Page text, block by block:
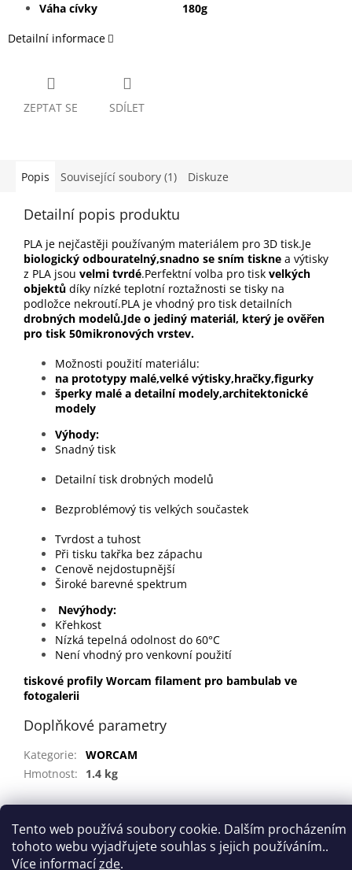
Tento web používá soubory cookie. Dalším procházením
tohoto webu vyjadřujete souhlas s jejich používáním..
Více informacízde.
Váha cívky 180g
Detailní informace
ZEPTAT SE SDÍLET
Popis Související soubory (1) Diskuze
Detailní popis produktu
PLA je nejčastěji používaným materiálem pro 3D tisk.Je
biologický odbouratelný,snadno se sním tiskne a výtisky
z PLA jsou velmi tvrdé.Perfektní volba pro tisk velkých
objektů díky nízké teplotní roztažnosti se tisky na
podložce nekroutí.PLA je vhodný pro tisk detailních
drobných modelů.Jde o jediný materiál, který je ověřen
pro tisk 50mikronových vrstev.
Možnosti použití materiálu:
na prototypy malé,velké výtisky,hračky,figurky
šperky malé a detailní modely,architektonické
modely
Snadný tisk
Detailní tisk drobných modelů
Bezproblémový tis velkých součastek
Tvrdost a tuhost
Při tisku takřka bez zápachu
Cenově nejdostupnější
Široké barevné spektrum
Nevýhody:
Křehkost
Nízká tepelná odolnost do 60°C
Není vhodný pro venkovní použití
tiskov​é profil​y ​Worcam filament pro bambulab ve
fotogalerii
Doplňkové parametry
Kategorie:
WORCAM
Hmotnost: 1.4 kg
Vytvořil Shoptet